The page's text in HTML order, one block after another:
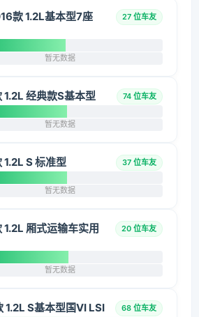
款 1.2L基本型7座
27 位车友
暂无数据
经典款S基本型 74 位车友
暂无数据
S 标准型 37 位车友
暂无数据
厢式运输车实用
20 位车友
暂无数据
1.2L S基本型国VI LSI 68 位车友